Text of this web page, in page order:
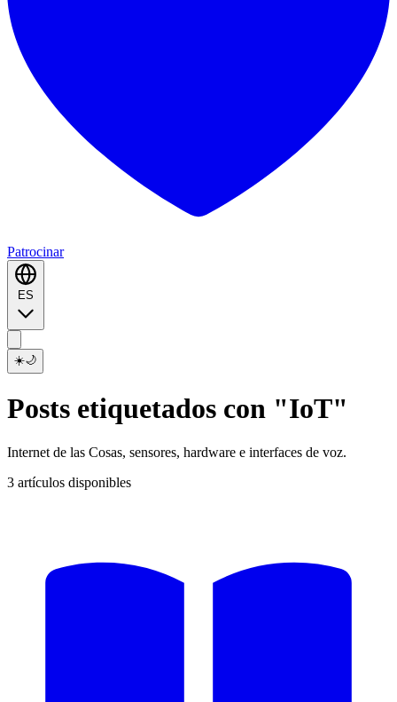
Patrocinar
☀️🌙
Posts etiquetados con "IoT"
Internet de las Cosas, sensores, hardware e interfaces de voz.
3 artículos disponibles